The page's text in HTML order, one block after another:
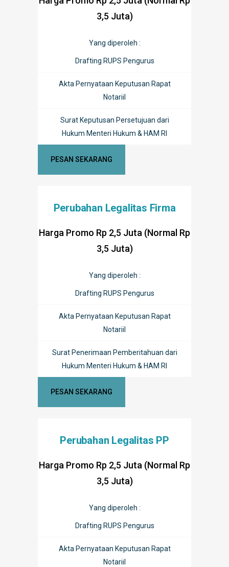
3,5 Juta)
Yang diperoleh :
Drafting RUPS Pengurus
Akta Pernyataan Keputusan Rapat
Notariil
Surat Keputusan Persetujuan dari
Hukum Menteri Hukum & HAM RI
PESAN SEKARANG
Perubahan Legalitas Firma
Harga Promo Rp 2,5 Juta (Normal Rp
3,5 Juta)
Yang diperoleh :
Drafting RUPS Pengurus
Akta Pernyataan Keputusan Rapat
Notariil
Surat Penerimaan Pemberitahuan dari
Hukum Menteri Hukum & HAM RI
PESAN SEKARANG
Perubahan Legalitas PP
Harga Promo Rp 2,5 Juta (Normal Rp
3,5 Juta)
Yang diperoleh :
Drafting RUPS Pengurus
Akta Pernyataan Keputusan Rapat
Notariil